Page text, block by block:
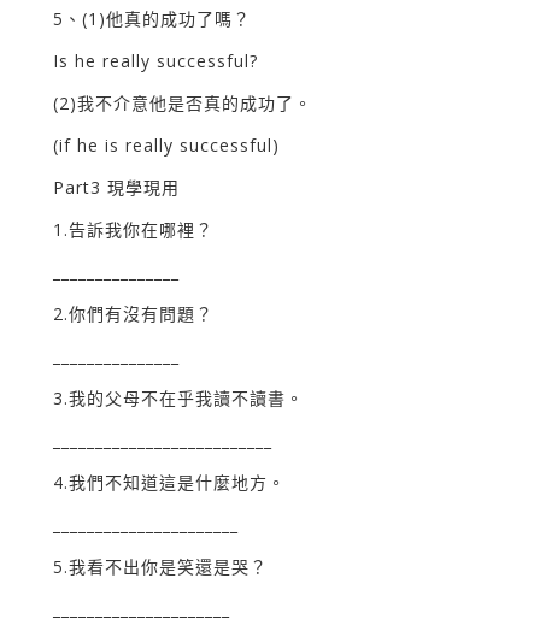
5、(1)他真的成功了嗎？
Is he really successful?
(2)我不介意他是否真的成功了。
(if he is really successful)
Part3 現學現用
1.告訴我你在哪裡？
2.你們有沒有問題？
3.我的父母不在乎我讀不讀書。
4.我們不知道這是什麼地方。
5.我看不出你是笑還是哭？